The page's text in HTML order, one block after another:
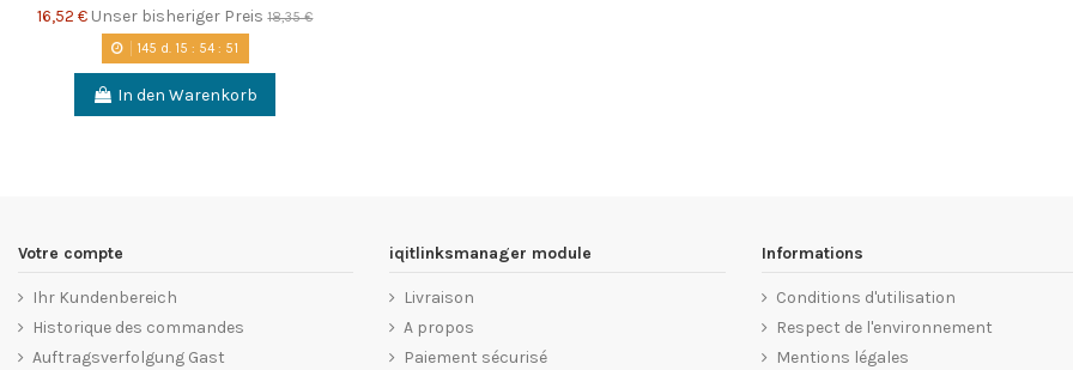
16,52 € Unser bisheriger Preis18,35 €
145d. 15: 54: 50
In den Warenkorb
Votre compte
Ihr Kundenbereich
Historique des commandes
Auftragsverfolgung Gast
iqitlinksmanager module
Livraison
A propos
Paiement sécurisé
Informations
Conditions d'utilisation
Respect de l'environnement
Mentions légales